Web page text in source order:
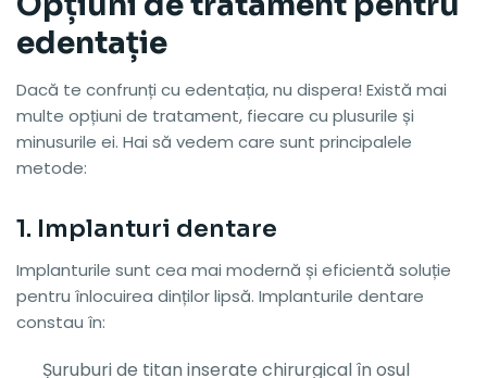
edentație
Dacă te confrunți cu edentația, nu dispera! Există mai
multe opțiuni de tratament, fiecare cu plusurile și
minusurile ei. Hai să vedem care sunt principalele
metode:
1. Implanturi dentare
Implanturile sunt cea mai modernă și eficientă soluție
pentru înlocuirea dinților lipsă. Implanturile dentare
constau în:
Șuruburi de titan inserate chirurgical în osul